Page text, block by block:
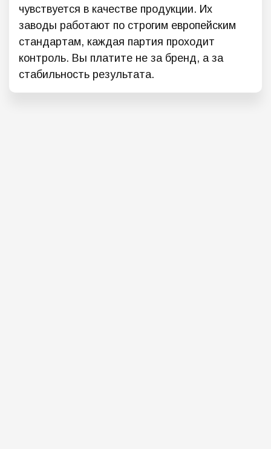
чувствуется в качестве продукции. Их
заводы работают по строгим европейским
стандартам, каждая партия проходит
контроль. Вы платите не за бренд, а за
стабильность результата.